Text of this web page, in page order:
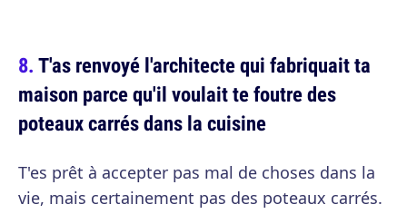
T'as renvoyé l'architecte qui fabriquait ta
maison parce qu'il voulait te foutre des
poteaux carrés dans la cuisine
T'es prêt à accepter pas mal de choses dans la
vie, mais certainement pas des poteaux carrés.